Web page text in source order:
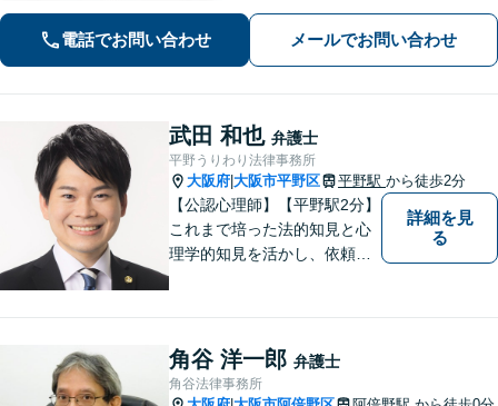
お任せください。法律のプロフェッシ
ョナルが、途を切り拓くお手伝いを致
電話でお問い合わせ メールでお問い合わせ
武田 和也 弁護士
平野うりわり法律事務所
大阪府 大阪市平野区 平野駅 から徒歩2分
【公認心理師】【平野駅2分】
これまで培った法的知見と心
理学的知見を活かし、依頼者
も、まずはご相談ください。
詳細を見
る
角谷 洋一郎 弁護士
角谷法律事務所